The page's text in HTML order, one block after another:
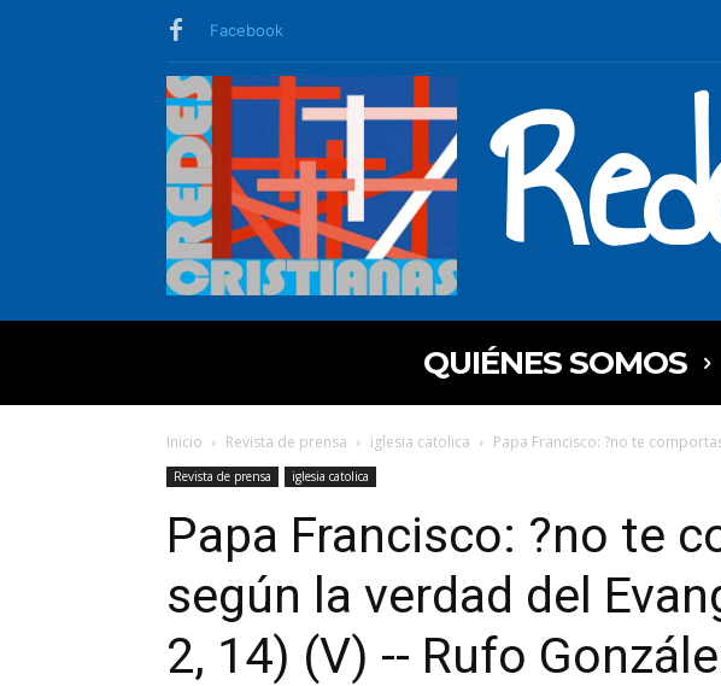
Facebook
QUIÉNES SOMOS
Inicio Revista de prensa iglesia catolica Papa Francisco: ?no te
Revista de prensa iglesia catolica
Papa Francisco: ?no te
según la verdad del
2, 14) (V) -- Rufo